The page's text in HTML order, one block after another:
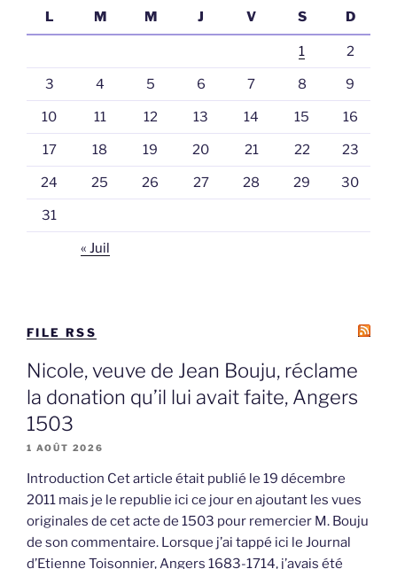
L
M M J V S D
1 2
3 4 5 6 7 8 9
10 11 12 13 14 15 16
17 18 19 20 21 22 23
24 25 26 27 28 29 30
31
« Juil
FILE RSS
Nicole, veuve de Jean Bouju, réclame
la donation qu’il lui avait faite, Angers
1503
1 AOÛT 2026
Introduction Cet article était publié le 19 décembre
2011 mais je le republie ici ce jour en ajoutant les vues
originales de cet acte de 1503 pour remercier M. Bouju
de son commentaire. Lorsque j’ai tappé ici le Journal
d’Etienne Toisonnier, Angers 1683-1714, j’avais été